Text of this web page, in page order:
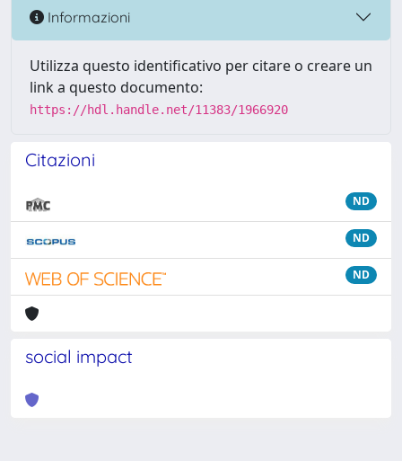
Informazioni
Utilizza questo identificativo per citare o creare un
link a questo documento:
https://hdl.handle.net/11383/1966920
Citazioni
ND
ND
ND
social impact